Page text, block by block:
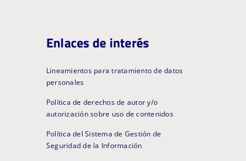
Enlaces de interés
Lineamientos para tratamiento de datos
personales
Política de derechos de autor y/o
autorización sobre uso de contenidos
Política del Sistema de Gestión de
Seguridad de la Información